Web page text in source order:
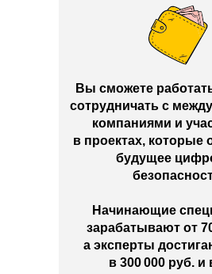
Вы сможете
сотрудничать с
компаниями и
в проектах, которые
будущее
Начинающие
зарабатывают от
а эксперты
в 300 000 руб.